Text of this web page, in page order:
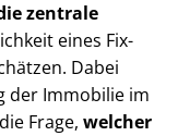
zentrale
eines Fix-
Dabei
der Immobilie im
Frage, welcher